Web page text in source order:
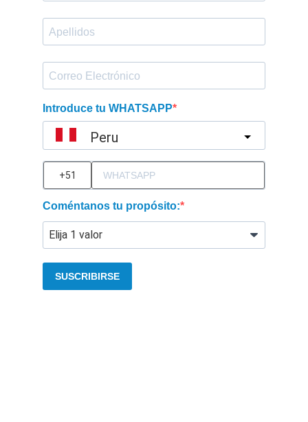
Introduce tu WHATSAPP
Peru
Coméntanos tu propósito:
SUSCRIBIRSE